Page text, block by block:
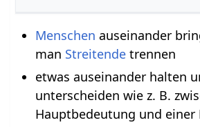
Menschen auseinander
man Streitendetrennen
etwas auseinander halten
unterscheiden wie z. B.
Hauptbedeutung und einer